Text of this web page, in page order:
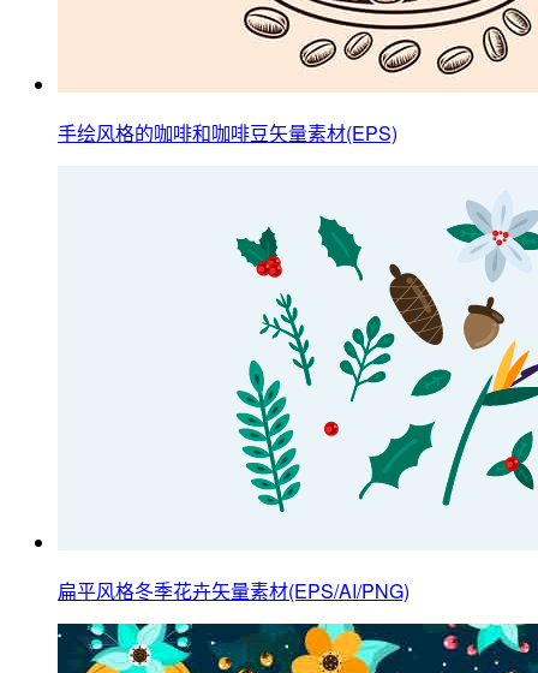
手绘风格的咖啡和咖啡豆矢量素材(EPS)
扁平风格冬季花卉矢量素材(EPS/AI/PNG)